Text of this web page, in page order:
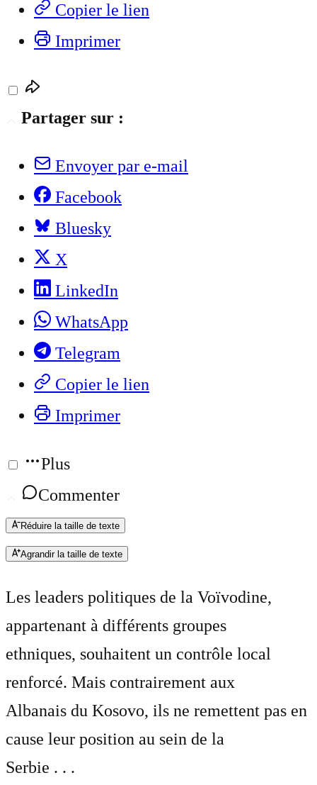
Copier le lien
Imprimer
Partager sur :
Envoyer par e-mail
Facebook
Bluesky
X
LinkedIn
WhatsApp
Telegram
Copier le lien
Imprimer
Plus
Commenter
Réduire la taille de texte
Agrandir la taille de texte
Les leaders politiques de la Voïvodine,
appartenant à différents groupes
ethniques, souhaitent un contrôle local
renforcé. Mais contrairement aux
Albanais du Kosovo, ils ne remettent pas en
cause leur position au sein de la
Serbie . . .